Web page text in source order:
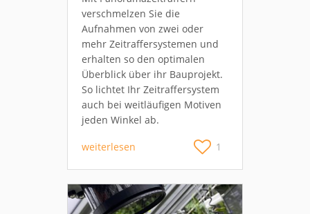
verschmelzen Sie die
Aufnahmen von zwei oder
mehr Zeitraffersystemen und
erhalten so den optimalen
Überblick über ihr Bauprojekt.
So lichtet Ihr Zeitraffersystem
auch bei weitläufigen Motiven
jeden Winkel ab.
weiterlesen 1